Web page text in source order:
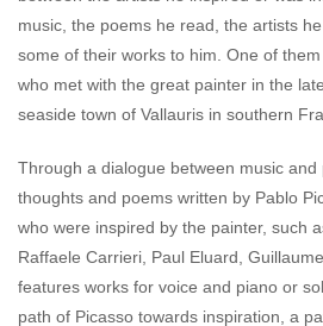
music, the poems he read, the artists
some of their works to him. One of
who met with the great painter in the
seaside town of Vallauris in southern
Through a dialogue between music and
thoughts and poems written by Pablo
who were inspired by the painter, such
Raffaele Carrieri, Paul Eluard,
features works for voice and piano or
path of Picasso towards inspiration, a